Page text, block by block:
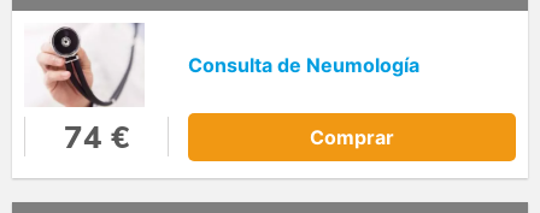
Consulta de Neumología
74 € Comprar